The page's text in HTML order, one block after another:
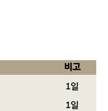
비고
1일
1일